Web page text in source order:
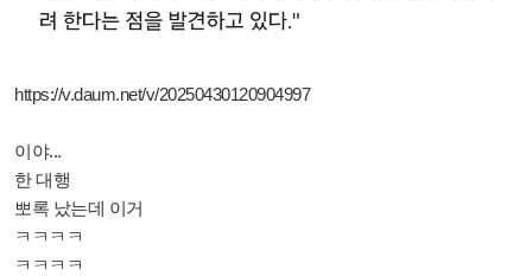
https://v.daum.net/v/20250430120904997
이야...
한 대행
뽀록 났는데 이거
ㅋㅋㅋㅋ
ㅋㅋㅋㅋ